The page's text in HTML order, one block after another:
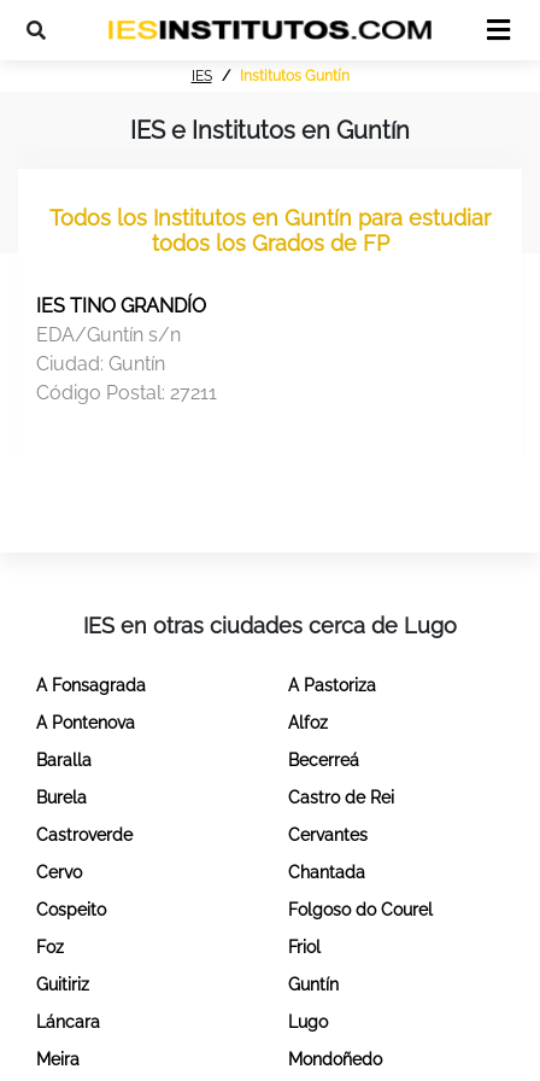
IES Institutos Guntín
IES e Institutos en Guntín
Todos los Institutos en Guntín para estudiar
todos los Grados de FP
IES TINO GRANDÍO
EDA/Guntín s/n
Ciudad: Guntín
Código Postal: 27211
IES en otras ciudades cerca de Lugo
A Fonsagrada
A Pastoriza
A Pontenova
Alfoz
Baralla
Becerreá
Burela
Castro de Rei
Castroverde
Cervantes
Cervo
Chantada
Cospeito
Folgoso do Courel
Foz
Friol
Guitiriz
Guntín
Láncara
Lugo
Meira
Mondoñedo